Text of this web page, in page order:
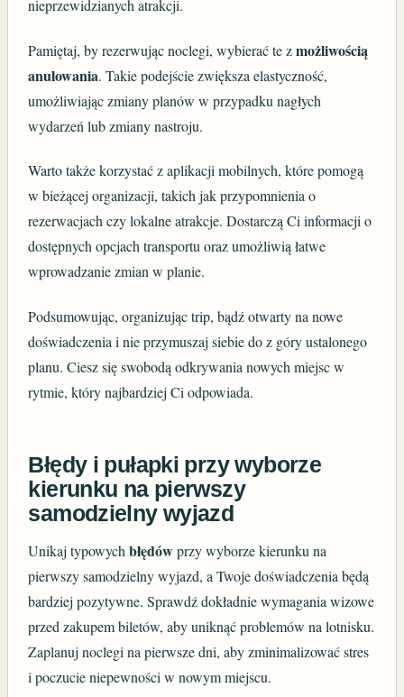
nieprzewidzianych atrakcji.
Pamiętaj, by rezerwując noclegi, wybierać te zmożliwością
anulowania. Takie podejście zwiększa elastyczność,
umożliwiając zmiany planów w przypadku nagłych
wydarzeń lub zmiany nastroju.
Warto także korzystać z aplikacji mobilnych, które pomogą
w bieżącej organizacji, takich jak przypomnienia o
rezerwacjach czy lokalne atrakcje. Dostarczą Ci informacji o
dostępnych opcjach transportu oraz umożliwią łatwe
wprowadzanie zmian w planie.
Podsumowując, organizując trip, bądź otwarty na nowe
doświadczenia i nie przymuszaj siebie do z góry ustalonego
planu. Ciesz się swobodą odkrywania nowych miejsc w
rytmie, który najbardziej Ci odpowiada.
Błędy i pułapki przy wyborze
kierunku na pierwszy
samodzielny wyjazd
Unikaj typowychbłędówprzy wyborze kierunku na
pierwszy samodzielny wyjazd, a Twoje doświadczenia będą
bardziej pozytywne. Sprawdź dokładnie wymagania wizowe
przed zakupem biletów, aby uniknąć problemów na lotnisku.
Zaplanuj noclegi na pierwsze dni, aby zminimalizować stres
i poczucie niepewności w nowym miejscu.